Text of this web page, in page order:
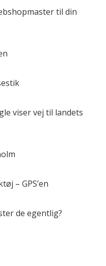
til din
viser vej til landets
– GPS’en
de egentlig?